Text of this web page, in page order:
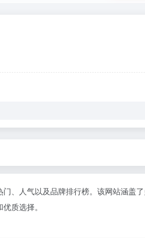
、人气以及品牌排行榜。该网站涵盖了
质选择。